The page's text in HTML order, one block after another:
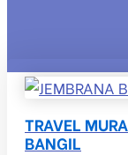
TRAVEL
BANGIL